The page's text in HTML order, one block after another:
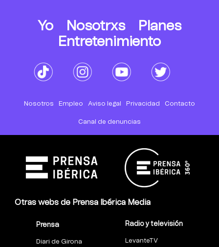
Yo Nosotrxs
Planes
Entretenimiento
Nosotros Empleo Aviso legal Privacidad Contacto
Canal de denuncias
Otras webs de Prensa Ibérica Media
Prensa
Diari de Girona
Radio y televisión
LevanteTV